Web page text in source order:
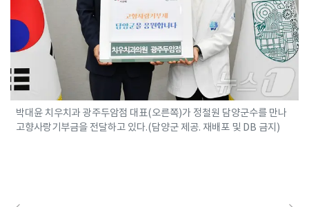
박대윤 치우치과 광주두암점 대표(오른쪽)가 정철원 담양군수를 만나
고향사랑기부금을 전달하고 있다.(담양군 제공. 재배포 및 DB 금지)